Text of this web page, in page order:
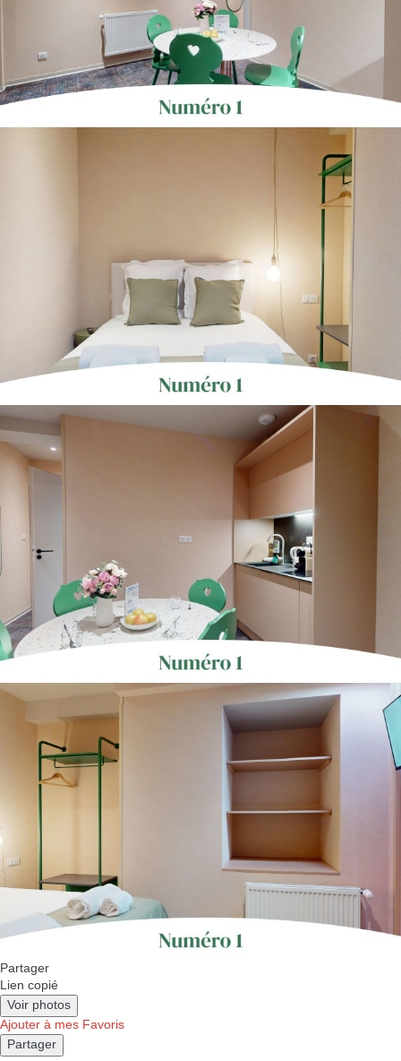
Partager
Lien copié
Voir photos
Ajouter à mes Favoris
Partager